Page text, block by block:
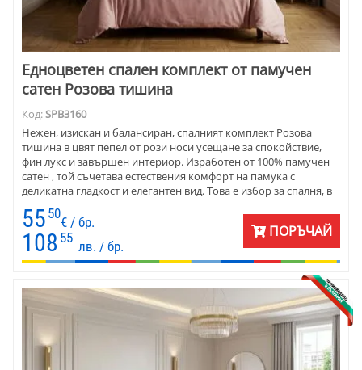
Eдноцветен спален комплект от памучен
сатен Розова тишина
Код:SPB3160
Нежен, изискан и балансиран, спалният комплект Розова
тишина в цвят пепел от рози носи усещане за спокойствие,
фин лукс и завършен интериор. Изработен от 100% памучен
сатен , той съчетава естествения комфорт на памука с
деликатна гладкост и елегантен вид. Това е избор за спалня, в
която уютът не е случаен, а добре премислен детайл от
личния стил.
55 50
€ / бр.
108 55
лв. / бр.
ПОРЪЧАЙ